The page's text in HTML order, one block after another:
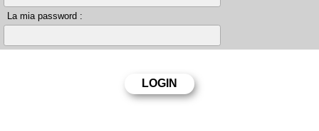
La mia password :